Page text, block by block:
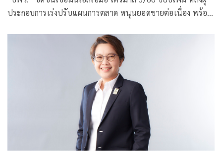
ประกอบการเร่งปรับแผนการตลาด หนุนยอดขายต่อเนื่อง พร้อม
ก่อสร้าง-ท่องเที่ยว ฉลุย เหตุทำสัญญาโครงการก่อสร้างเพิ่ม-แนว
โน้มเดิมทางและใช้จ่ายมากขึ้น